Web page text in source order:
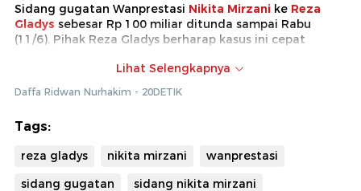
Sidang gugatan Wanprestasi Nikita Mirzani ke Reza
Gladys sebesar Rp 100 miliar ditunda sampai Rabu
(11/6). Pihak Reza Gladys berharap kasus ini cepat
kliennya terganggu akibat gugatan perdata yang
Lihat Selengkapnya
Daffa Ridwan Nurhakim - 20DETIK
Tags:
reza gladys nikita mirzani
wanprestasi
sidang gugatan
sidang nikita mirzani